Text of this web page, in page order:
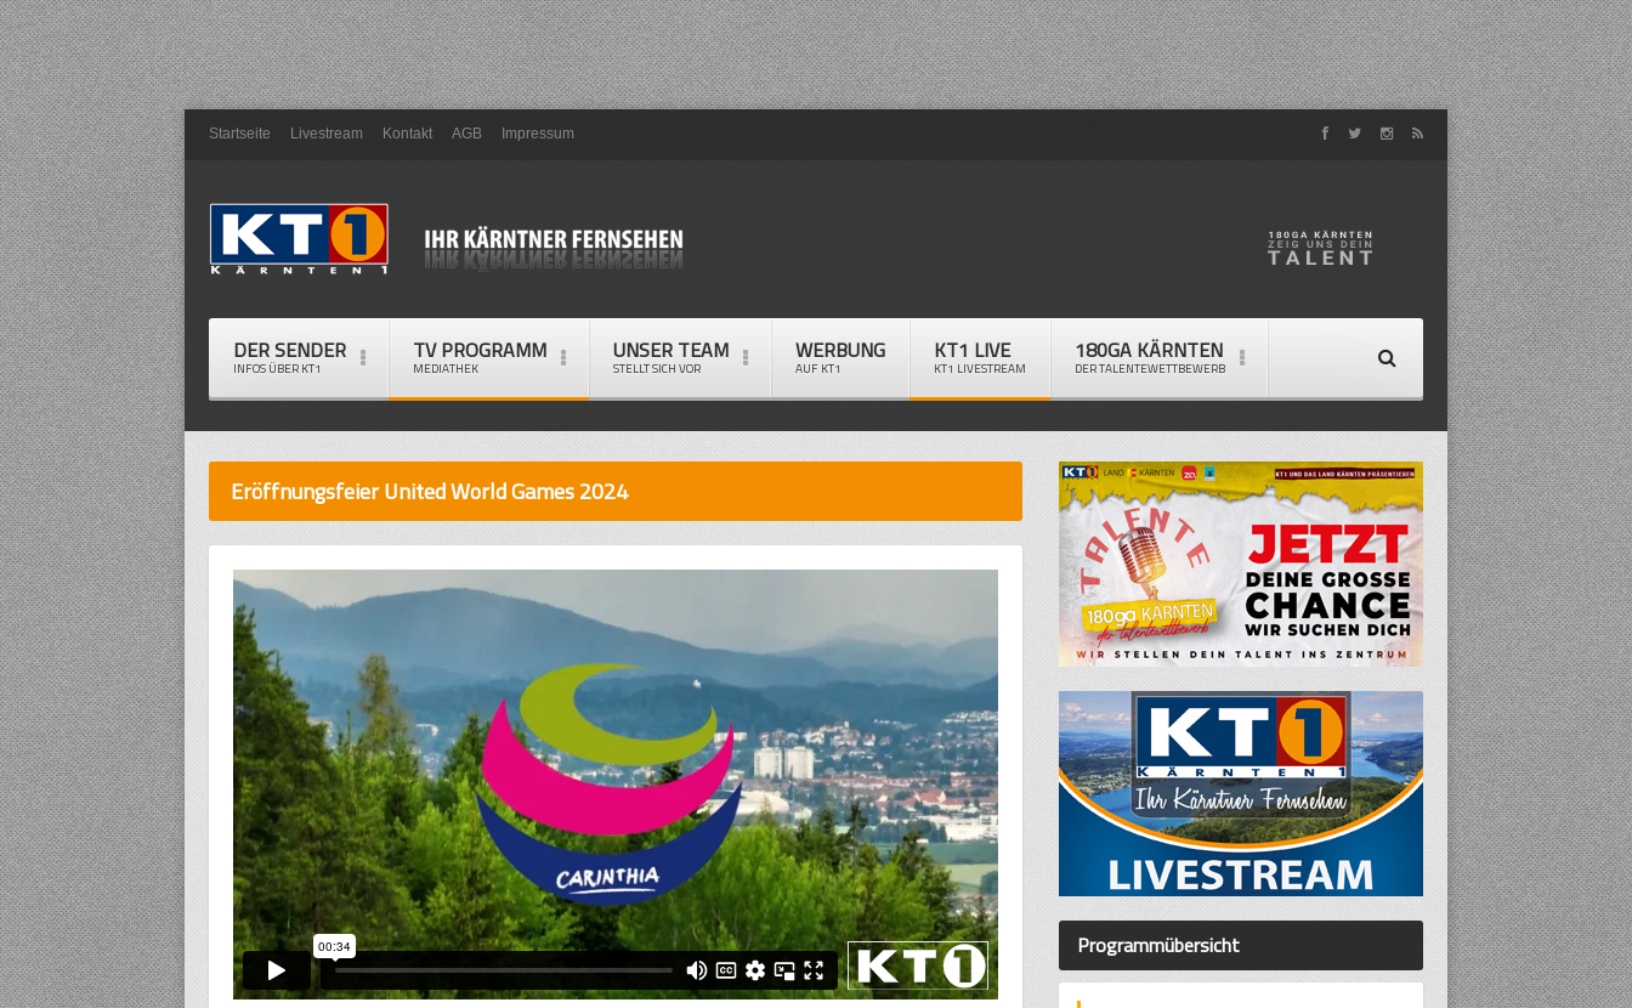
Startseite Livestream Kontakt AGB Impressum
DER SENDER
INFOS ÜBER KT1
TV PROGRAMM
MEDIATHEK
UNSER TEAM
STELLT SICH VOR
WERBUNG
AUF KT1
KT1 LIVE
KT1 LIVESTREAM
180GA KÄRNTEN
DER TALENTEWETTBEWERB
Eröffnungsfeier United World Games 2024
Programmübersicht